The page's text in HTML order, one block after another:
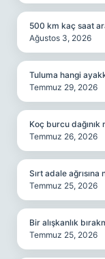
500 km kaç saat
Ağustos 3, 2026
Tuluma hangi
Temmuz 29, 2026
Koç burcu dağınık
Temmuz 26, 2026
Sırt adale ağrısına
Temmuz 25, 2026
Bir alışkanlık
Temmuz 25, 2026